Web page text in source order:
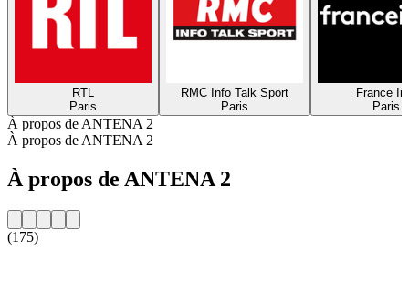
RTL
Paris
RMC Info Talk Sport
Paris
France
Paris
À propos de ANTENA 2
À propos de ANTENA 2
À propos de ANTENA 2
(175)